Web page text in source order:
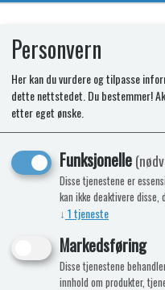
Påføringsarm
Nyhet
Personvern
Her kan du vurdere og tilpasse
dette nettstedet. Du bestemmer!
etter eget ønske.
Funksjonelle
Disse tjenestene er
kan ikke deaktivere
↓ 1tjeneste
Markedsføring
Disse tjenestene
innhold om produkter,